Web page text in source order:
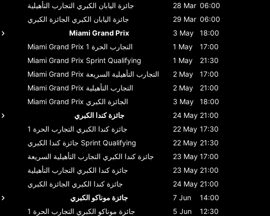
جائزة اليابان الكبري التجارب التأهيلية 28 Mar 06:00
جائزة اليابان الكبري الجائزة الكبري 29 Mar 06:00
Miami Grand Prix
3 May
18:00
Miami Grand Prix
التجارب الحرة 1 1 May
17:00
Miami Grand Prix Sprint Qualifying 1 May
21:30
Miami Grand Prix التجارب التأهيلية السريعة 2 May
17:00
Miami Grand Prix التجارب التأهيلية 2 May
21:00
Miami Grand Prix الجائزة الكبري 3 May
18:00
جائزة كندا الكبري
24 May 21:00
جائزة كندا الكبري التجارب الحرة 1 22 May 17:30
جائزة كندا الكبري Sprint Qualifying 22 May 21:30
جائزة كندا الكبري التجارب التأهيلية السريعة 23 May 17:00
جائزة كندا الكبري التجارب التأهيلية 23 May 21:00
جائزة كندا الكبري الجائزة الكبري 24 May 21:00
جائزة موناكو الكبري
7 Jun
14:00
جائزة موناكو الكبري التجارب الحرة 1 5 Jun
12:30